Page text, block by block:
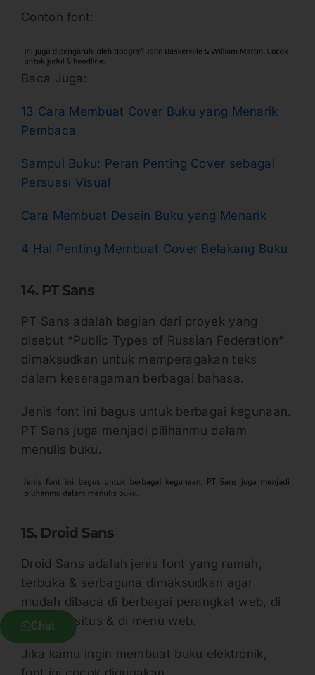
Contoh font:
Baca Juga:
13 Cara Membuat Cover Buku yang Menarik
Pembaca
Sampul Buku: Peran Penting Cover sebagai
Persuasi Visual
Cara Membuat Desain Buku yang Menarik
4 Hal Penting Membuat Cover Belakang Buku
14. PT Sans
PT Sans adalah bagian dari proyek yang
disebut “Public Types of Russian Federation”
dimaksudkan untuk memperagakan teks
dalam keseragaman berbagai bahasa.
Jenis font ini bagus untuk berbagai kegunaan.
PT Sans juga menjadi pilihanmu dalam
menulis buku.
15. Droid Sans
Droid Sans adalah jenis font yang ramah,
terbuka & serbaguna dimaksudkan agar
mudah dibaca di berbagai perangkat web, di
halaman situs & di menu web.
Jika kamu ingin membuat buku elektronik,
Chat